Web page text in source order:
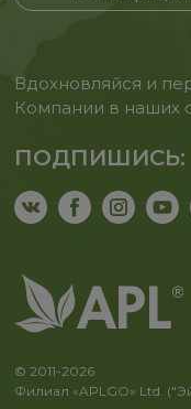
Вдохновляйся и
Компании в наших
ПОДПИШИСЬ:
© 2011-2026
Филиал «APLGO» Ltd.